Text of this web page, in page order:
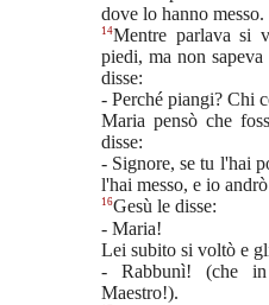
dove lo hanno messo.
14Mentre parlava si
piedi, ma non
disse:
- Perché piangi? Chi
Maria pensò che
disse:
- Signore, se tu l'hai
l'hai messo, e io
16Gesù le disse:
- Maria!
Lei subito si voltò e
- Rabbunì! (che
Maestro!).